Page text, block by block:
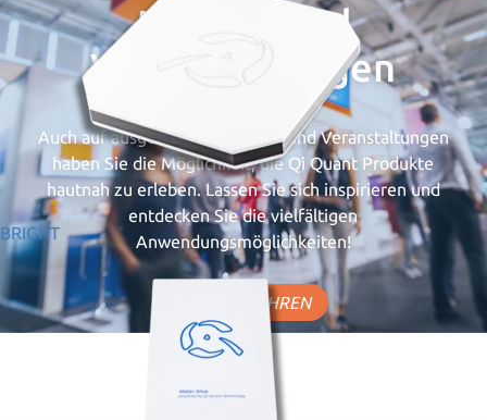
BRIGHT
Messen und
Veranstaltungen
Auch auf ausgewählten Messen und Veranstaltungen
haben Sie die Möglichkeit, die Qi Quant Produkte
hautnah zu erleben. Lassen Sie sich inspirieren und
entdecken Sie die vielfältigen
Anwendungsmöglichkeiten!
MEHR ERFAHREN